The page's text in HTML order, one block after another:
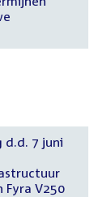
d.d. 7 juni
V250